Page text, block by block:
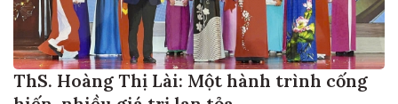
ThS. Hoàng Thị Lài: Một hành trình cống